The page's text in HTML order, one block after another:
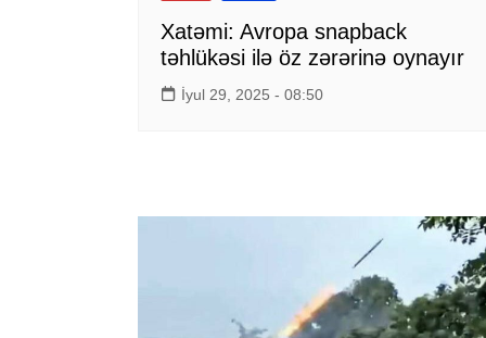
Xatəmi: Avropa snapback
təhlükəsi ilə öz zərərinə oynayır
İyul 29, 2025 - 08:50